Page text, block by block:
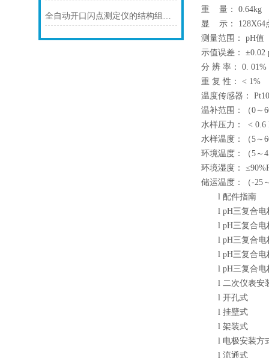
全自动开口闪点测定仪的结构组成和性能特点概述
重 量： 0.64kg
显 示： 128X64
测量范围： pH值
示值误差： ±0.02
分 辨 率： 0. 01%
重 复 性： < 1%
温度传感器：
温补范围：（0～
水样压力： < 0.6
水样温度：（5～
环境温度：（5～
环境湿度：
储运温度：（-25
l 配件指南
l pH三复合
l pH三复合
l pH三复合
l pH三复合
l pH三复合
l 二次仪表安
l 开孔式
l 挂壁式
l 架装式
l 电极安装方
l 流通式